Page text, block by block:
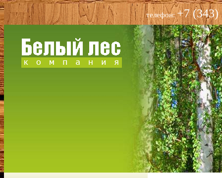
телефон:+7 (343)